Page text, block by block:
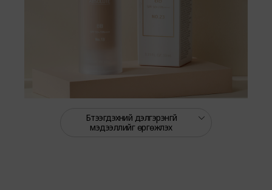
Бүтээгдэхүүний дэлгэрэнгүй
мэдээллийг өргөжүүлэх